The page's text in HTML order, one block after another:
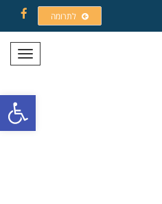
פתח
לתרומה
תפריט